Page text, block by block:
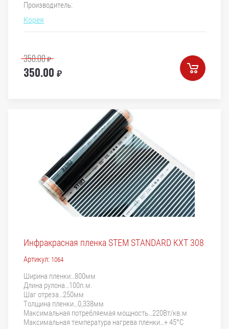
Производитель:
Корея
350.00 ₽
350.00₽
Инфракрасная пленка STEM STANDARD KXT 308
Артикул: 1064
Ширина пленки…800мм
Длина рулона…100п.м.
Шаг отреза…250мм
Толщина пленки…0,338мм
Максимальная потребляемая мощность…220Вт/кв.м
Максимальная температура нагрева пленки…+ 45°С